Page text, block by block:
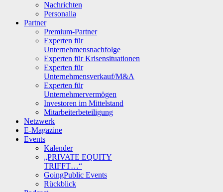
Nachrichten
Personalia
Partner
Premium-Partner
Experten für
Unternehmensnachfolge
Experten für Krisensituationen
Experten für
Unternehmensverkauf/M&A
Experten für
Unternehmervermögen
Investoren im Mittelstand
Mitarbeiterbeteiligung
Netzwerk
E-Magazine
Events
Kalender
„PRIVATE EQUITY
TRIFFT…“
GoingPublic Events
Rückblick